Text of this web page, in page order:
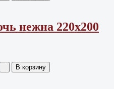
нежна 220х200